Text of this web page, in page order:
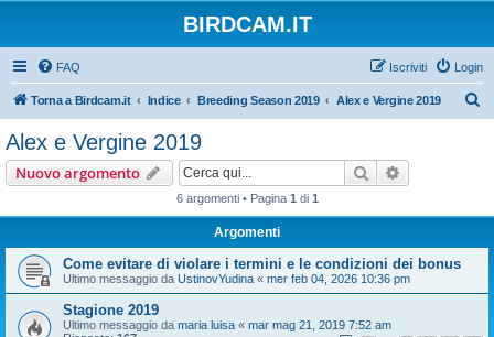
BIRDCAM.IT
FAQ Login
Iscriviti
Torna a Birdcam.it Indice Breeding Season 2019 Alex e Vergine 2019
Alex e Vergine 2019
Nuovo argomento Cerca
6 argomenti • Pagina 1 di 1
Argomenti
Come evitare di violare i termini e le condizioni dei bonus
Ultimo messaggio da UstinovYudina « mer feb 04, 2026 10:36 pm
Stagione 2019
Ultimo messaggio da maria luisa « mar mag 21, 2019 7:52 am